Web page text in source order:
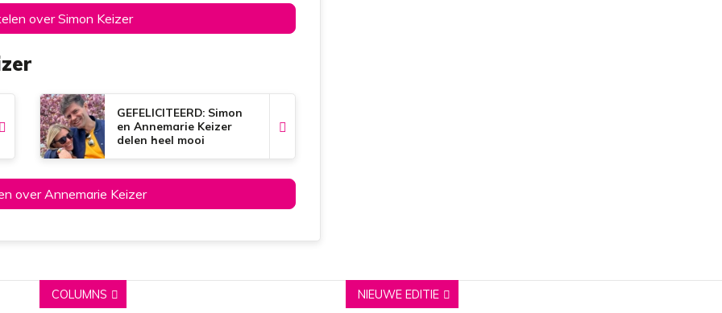
over Simon Keizer
GEFELICITEERD: Simon
en Annemarie Keizer
delen heel mooi
over Annemarie Keizer
COLUMNS NIEUWE EDITIE